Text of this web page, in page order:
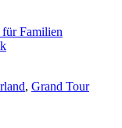
Familien
, Grand Tour